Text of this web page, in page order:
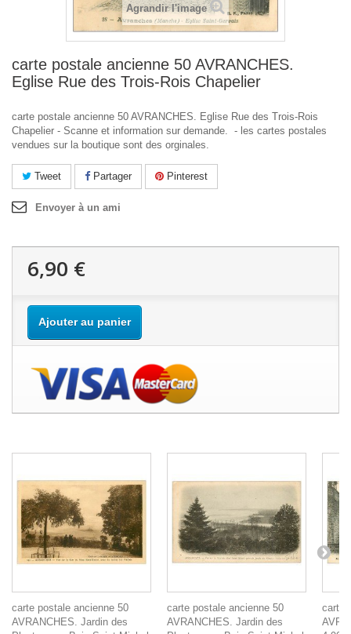
Agrandir l'image
carte postale ancienne 50 AVRANCHES.
Eglise Rue des Trois-Rois Chapelier
carte postale ancienne 50 AVRANCHES. Eglise Rue des Trois-Rois
Chapelier - Scanne et information sur demande. - les cartes postales
vendues sur la boutique sont des orginales.
Tweet Partager Pinterest
Envoyer à un ami
6,90 €
Ajouter au panier
carte postale ancienne 50
AVRANCHES. Jardin des
carte postale ancienne 50
AVRANCHES. Jardin des
carte